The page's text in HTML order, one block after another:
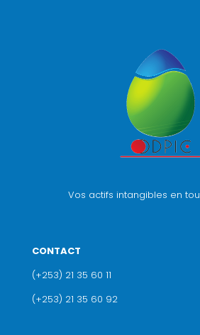
Vos actifs intangibles en
CONTACT
(+253) 21 35 60 11
(+253) 21 35 60 92